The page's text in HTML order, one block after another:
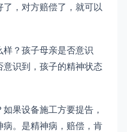
，对方赔偿了，就可以
？孩子母亲是否意识
识到，孩子的精神状态
果设备施工方要提告，
。是精神病，赔偿，肯